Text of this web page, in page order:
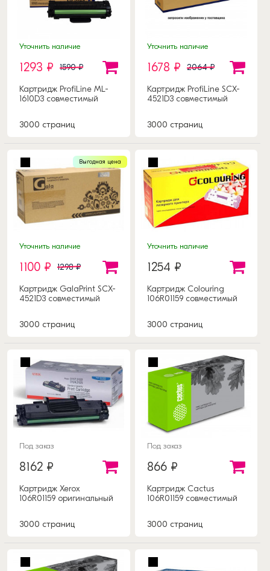
Уточнить наличие
1293 ₽ 1590 ₽
Картридж ProfiLine ML-
1610D3 совместимый
3000 страниц
Уточнить наличие
1678 ₽ 2064 ₽
Картридж ProfiLine SCX-
4521D3 совместимый
3000 страниц
Выгодная цена
Уточнить наличие
1100 ₽ 1298 ₽
Картридж GalaPrint SCX-
4521D3 совместимый
3000 страниц
Уточнить наличие
1254 ₽
Картридж Colouring
106R01159 совместимый
3000 страниц
Под заказ
8162 ₽
Картридж Xerox
106R01159 оригинальный
3000 страниц
Под заказ
866 ₽
Картридж Cactus
106R01159 совместимый
3000 страниц